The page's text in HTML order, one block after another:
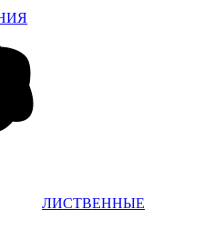
ЛИСТВЕННЫЕ